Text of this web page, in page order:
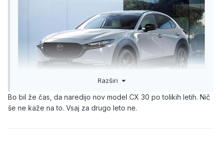
Osvežitev za najbolj prodajano Mazdo
WWW.AVTOMANIJA.COM
Razširi
Bo bil že čas, da naredijo nov model CX 30 po tolikih letih. Nič
še ne kaže na to. Vsaj za drugo leto ne.